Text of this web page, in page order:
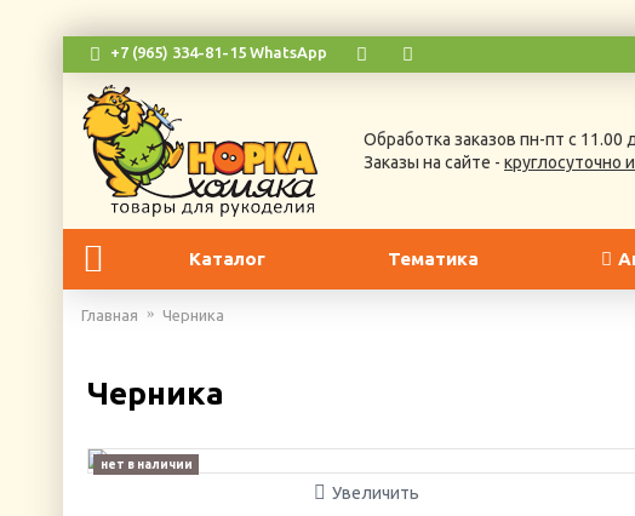
+7 (965) 334-81-15 WhatsApp
Обработка заказов пн-пт с 11.00
Заказы на сайте - круглосуточно
Каталог Тематика
Главная Черника
Черника
нет в наличии
Увеличить